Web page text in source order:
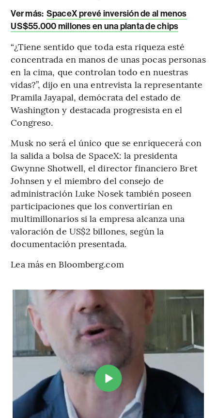
Ver más: SpaceX prevé inversión de al menos
US$55.000 millones en una planta de chips
“¿Tiene sentido que toda esta riqueza esté
concentrada en manos de unas pocas personas
en la cima, que controlan todo en nuestras
vidas?”, dijo en una entrevista la representante
Pramila Jayapal, demócrata del estado de
Washington y destacada progresista en el
Congreso.
Musk no será el único que se enriquecerá con
la salida a bolsa de SpaceX: la presidenta
Gwynne Shotwell, el director financiero Bret
Johnsen y el miembro del consejo de
administración Luke Nosek también poseen
participaciones que los convertirían en
multimillonarios si la empresa alcanza una
valoración de US$2 billones, según la
documentación presentada.
Lea más en Bloomberg.com